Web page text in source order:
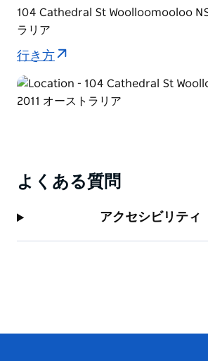
ギャラリーディレクター兼オーナーの
は、歴史的に重要な作品を調達する
ティから現代アート作品を委託し、多
に提供しています。
グループ向けのツアーも手配可能で
104 Cathedral St Woolloomooloo
ラリア
行き方
よくある質問
アクセシビリティ